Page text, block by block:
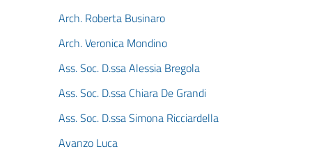
Arch. Roberta Businaro
Arch. Veronica Mondino
Ass. Soc. D.ssa Alessia Bregola
Ass. Soc. D.ssa Chiara De Grandi
Ass. Soc. D.ssa Simona Ricciardella
Avanzo Luca